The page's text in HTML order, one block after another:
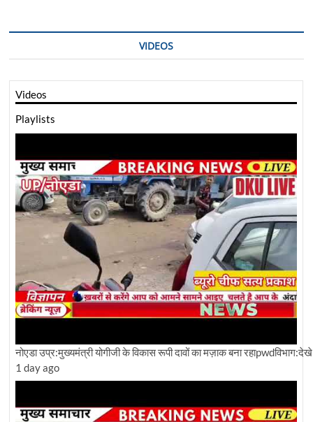
VIDEOS
Videos
Playlists
नोएडा उप्र:मुख्यमंत्री योगीजी के विकास रूपी दावों का मज़ाक बना रहाpwdविभाग:देखे
1 day ago